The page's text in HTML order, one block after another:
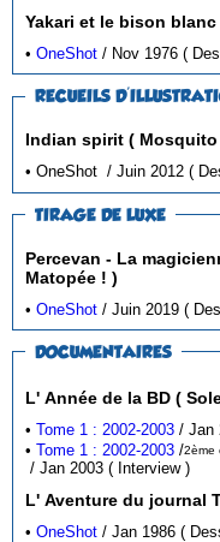
Yakari et le bison
•OneShot /
RECUEILS
Indian spirit ( Mosquito
•
TIRAGE DE LUXE
Percevan - La
Matopée ! )
•OneShot / Juin
DOCUMENTAIRES
L' Année de la
•Tome 1 : 2002-2003
•Tome 1 : 2002-2003 /2ème
/ Jan 2003 ( Interview )
•OneShot / Jan